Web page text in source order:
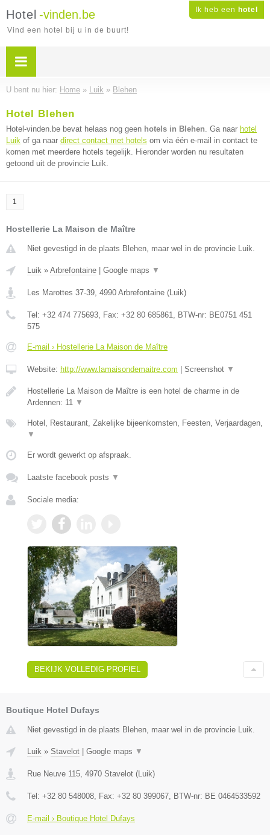
Ik heb een hotel
Hotel -vinden.be
Vind een hotel bij u in de buurt!
U bent nu hier: Home » Luik » Blehen
Hotel Blehen
Hotel-vinden.be bevat helaas nog geen hotels in Blehen. Ga naar hotel
Luik of ga naar direct contact met hotels om via één e-mail in contact te
komen met meerdere hotels tegelijk. Hieronder worden nu resultaten
getoond uit de provincie Luik.
1
Hostellerie La Maison de Maître
Niet gevestigd in de plaats Blehen, maar wel in de provincie Luik.
Luik » Arbrefontaine Google maps ▼
Les Marottes 37-39, 4990 Arbrefontaine (Luik)
Tel: +32 474 775693, Fax: +32 80 685861, BTW-nr: BE0751 451
575
E-mail › Hostellerie La Maison de Maître
Website: http://www.lamaisondemaitre.com Screenshot ▼
Hostellerie La Maison de Maître is een hotel de charme in de
Ardennen: 11 ▼
Hotel, Restaurant, Zakelijke bijeenkomsten, Feesten, Verjaardagen,
▼
Er wordt gewerkt op afspraak.
Laatste facebook posts ▼
Sociale media:
BEKIJK VOLLEDIG PROFIEL
Boutique Hotel Dufays
Niet gevestigd in de plaats Blehen, maar wel in de provincie Luik.
Luik » Stavelot | Google maps ▼
Rue Neuve 115 4970 Stavelot (Luik)
Tel: +32 80 548008 , Fax: +32 80 399067 , BTW-nr: BE 0464533592
E-mail › Boutique Hotel Dufays